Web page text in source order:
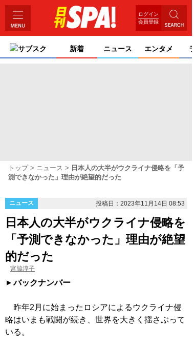
ログイン
会員登録
サブスク 新着 ニュース エンタメ
トップ ニュース
日本人の大半がウクライナ侵略を「予
測できなかった」理由が絶望的だった
ニュース 投稿日：2023年11月14日 08:53
日本人の大半がウクライナ侵略を
「予測できなかった」理由が絶望
的だった
宮脇淳子
バックナンバー
昨年2月に始まったロシアによるウクライナ侵
略はいまも戦闘が続き、世界を大きく揺さぶって
いる。